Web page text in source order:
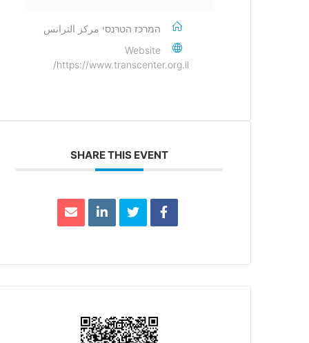
המרכז הטרנסי مركز الترانس
Website
https://www.transcenter.org.il/
SHARE THIS EVENT